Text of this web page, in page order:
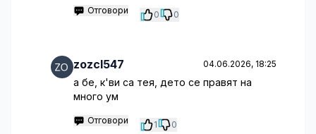
Отговори 0 0
zozcl547 04.06.2026, 18:25
а бе, к'ви са тея, дето се правят на
много ум
Отговори 1 0